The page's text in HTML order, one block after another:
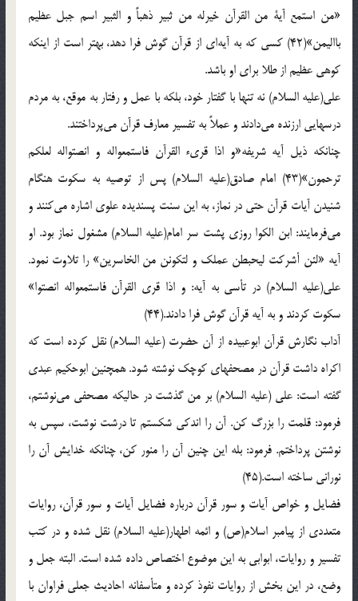
«من‌ استمع‌ آية‌ من‌ القرآن‌ خيرله‌ من‌ ثبير ذهباً و الثبير اسم‌ جبل‌ عظيم‌
بااليمن‌»(42) كسي‌ كه‌ به‌ آيه‌اي‌ از قرآن‌ گوش‌ فرا دهد، بهتر است‌ از اينكه‌
كوهي‌ عظيم‌ از طلا براي‌ او باشد.
علي‌(علیه السلام) نه‌ تنها با گفتار خود، بلكه‌ با عمل‌ و رفتار به‌ موقع‌، به‌ مردم‌
درسهايي‌ ارزنده‌ مي‌دادند و عملاً به‌ تفسير معارف‌ قرآن‌ مي‌پرداختند.
چنانكه‌ ذيل‌ آيه‌ شريفه‌«و اذا قري‌ء القرآن‌ فاستمعواله‌ و انصتواله‌ لعلكم‌
ترحمون‌»(43) امام‌ صادق‌(علیه السلام) پس‌ از توصيه‌ به‌ سكوت‌ هنگام‌
شنيدن‌ آيات‌ قرآن‌ حتي‌ در نماز، به‌ اين‌ سنت‌ پسنديده‌ علوي‌ اشاره‌ مي‌كنند و
مي‌فرمايند: ابن‌ الكوا روزي‌ پشت‌ سر امام‌(علیه السلام) مشغول‌ نماز بود. او
آيه‌ «لئن‌ أشركت‌ ليحبطن‌ عملك‌ و لتكونن‌ من‌ الخاسرين‌» را تلاوت‌ نمود.
علي‌(علیه السلام) در تأسي‌ به‌ آيه‌: و اذا قري‌ القرآن‌ فاستمعواله‌ انصتوا»
سكوت‌ كردند و به‌ آيه‌ قرآن‌ گوش‌ فرا دادند.(44)
آداب‌ نگارش‌ قرآن‌ ابوعبيده‌ از آن‌ حضرت‌ (علیه السلام) نقل‌ كرده‌ است‌ كه‌
اكراه‌ داشت‌ قرآن‌ در مصحفهاي‌ كوچك‌ نوشته‌ شود. همچنين‌ ابوحكيم‌ عبدي‌
گفته‌ است‌: علي‌ (علیه السلام) بر من‌ گذشت‌ در حاليكه‌ مصحفي‌ مي‌نوشتم‌،
فرمود: قلمت‌ را بزرگ‌ كن‌. آن‌ را اندكي‌ شكستم‌ تا درشت‌ نوشت‌، سپس‌ به‌
نوشتن‌ پرداختم‌. فرمود: بله‌ اين‌ چنين‌ آن‌ را منور كن‌، چنانكه‌ خدايش‌ آن‌ را
نوراني‌ ساخته‌ است‌.(45)
فضايل‌ و خواص‌ آيات‌ و سور قرآن‌ درباره‌ فضايل‌ آيات‌ و سور قرآن‌، روايات‌
متعددي‌ از پيامبر اسلام‌(ص‌) و ائمه‌ اطهار(علیه السلام) نقل‌ شده‌ و در كتب‌
تفسير و روايات‌، ابوابي‌ به‌ اين‌ موضوع‌ اختصاص‌ داده‌ شده‌ است‌. البته‌ جعل‌ و
وضع‌، در اين‌ بخش‌ از روايات‌ نفوذ كرده‌ و متأسفانه‌ احاديث‌ جعلي‌ فراوان‌ با